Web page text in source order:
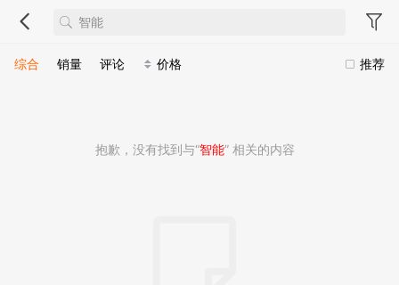
推荐
综合 销量 评论 价格
抱歉，没有找到与“智能” 相关的内容